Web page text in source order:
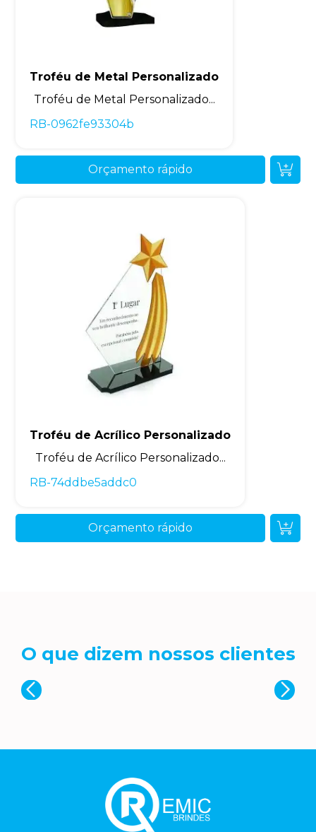
Troféu de Metal Personalizado
Troféu de Metal Personalizado...
RB-0962fe93304b
Orçamento rápido
Troféu de Acrílico Personalizado
Troféu de Acrílico Personalizado...
RB-74ddbe5addc0
Orçamento rápido
O que dizem nossos clientes